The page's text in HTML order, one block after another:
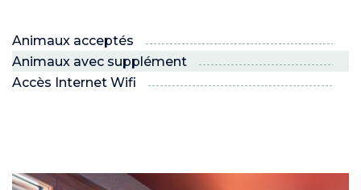
Animaux acceptés
Animaux avec supplément
Accès Internet Wifi